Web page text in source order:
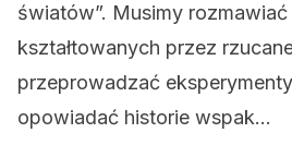
światów”. Musimy
kształtowanych przez
przeprowadzać
opowiadać historie wspak…